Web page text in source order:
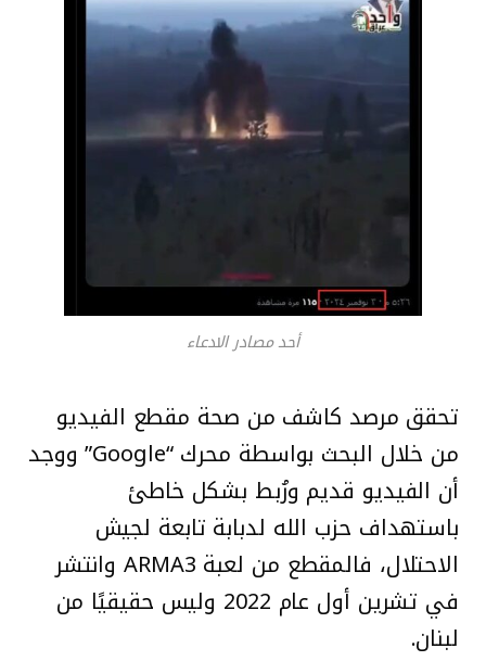
أحد مصادر الادعاء
تحقق مرصد كاشف من صحة مقطع الفيديو
من خلال البحث بواسطة محرك “Google” ووجد
أن الفيديو قديم ورُبط بشكل خاطئ
باستهداف حزب الله لدبابة تابعة لجيش
الاحتلال، فالمقطع من لعبة ARMA3 وانتشر
في تشرين أول عام 2022 وليس حقيقيًا من
لبنان.